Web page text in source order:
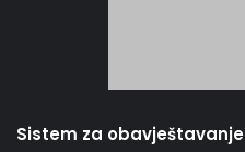
Sistem za obavještavanje